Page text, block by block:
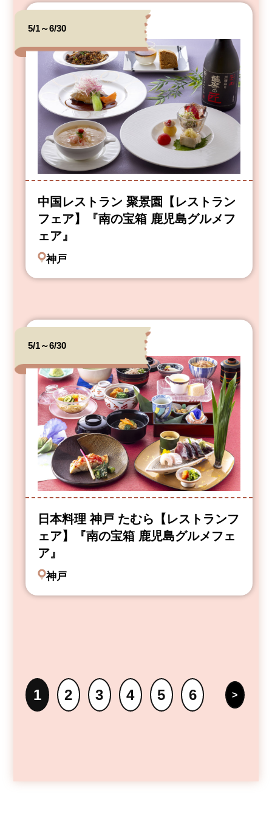
5/1～6/30
中国レストラン 聚景園【レストラン
フェア】『南の宝箱 鹿児島グルメフ
ェア』
神戸
5/1～6/30
日本料理 神戸 たむら【レストランフ
ェア】『南の宝箱 鹿児島グルメフェ
ア』
神戸
1 2 3 4 5 6 >